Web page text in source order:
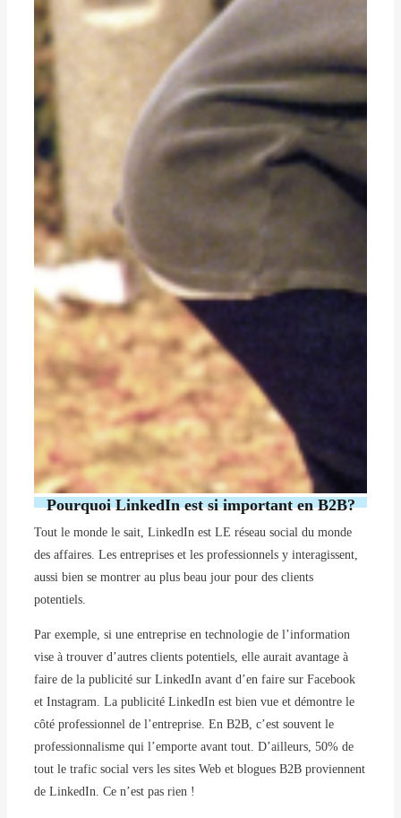
Pourquoi LinkedIn est si important en B2B?
Tout le monde le sait, LinkedIn est LE réseau social du monde
des affaires. Les entreprises et les professionnels y interagissent,
aussi bien se montrer au plus beau jour pour des clients
potentiels.
Par exemple, si une entreprise en technologie de l’information
vise à trouver d’autres clients potentiels, elle aurait avantage à
faire de la publicité sur LinkedIn avant d’en faire sur Facebook
et Instagram. La publicité LinkedIn est bien vue et démontre le
côté professionnel de l’entreprise. En B2B, c’est souvent le
professionnalisme qui l’emporte avant tout. D’ailleurs, 50% de
tout le trafic social vers les sites Web et blogues B2B proviennent
de LinkedIn. Ce n’est pas rien !